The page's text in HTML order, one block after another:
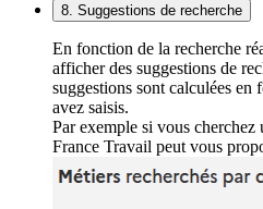
8. Suggestions de recherche
En fonction de la recherche
afficher des suggestions de
suggestions sont calculées en
avez saisis.
Par exemple si vous
France Travail peut vous